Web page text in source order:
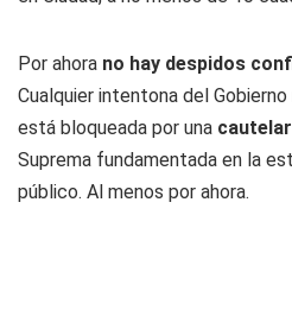
Por ahora no hay despidos
Cualquier intentona del
está bloqueada por una cautelar
Suprema fundamentada en la
público. Al menos por ahora.